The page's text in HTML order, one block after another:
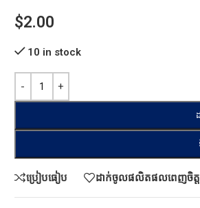
$2.00
10 in stock
ប្រៀបធៀប ដាក់ចូលផលិតផលពេញចិត្ត